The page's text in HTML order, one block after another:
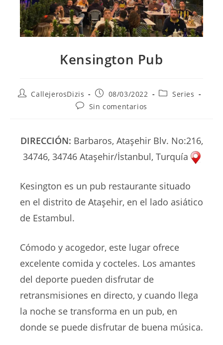
Kensington Pub
AutorCallejerosDizis
Publicación
la
08/03/2022
Categoría
Series
Comentarios
Sin comentarios
DIRECCIÓN: Barbaros, Ataşehir Blv. No:216,
34746, 34746 Ataşehir/İstanbul, Turquía
Kesington es un pub restaurante situado
en el distrito de Ataşehir, en el lado asiático
de Estambul.
Cómodo y acogedor, este lugar ofrece
excelente comida y cocteles. Los amantes
del deporte pueden disfrutar de
retransmisiones en directo, y cuando llega
la noche se transforma en un pub, en
donde se puede disfrutar de buena música.